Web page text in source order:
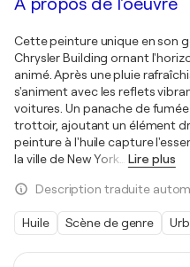
Cette peinture unique en son
Chrysler Building ornant
animé. Après une pluie
s'animent avec les reflets
voitures. Un panache de
trottoir, ajoutant un élément
peinture à l'huile capture
la ville de New York
Lire plus
Description traduite
Huile Scène de genre